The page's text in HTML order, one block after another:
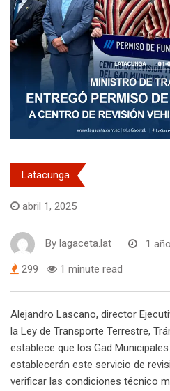
Latacunga
abril 1, 2025
By lagaceta.lat 1
299 1 minute read
Alejandro Lascano, director
la Ley de Transporte Terrestre,
establece que los Gad
establecerán este servicio de
verificar las condiciones técnico